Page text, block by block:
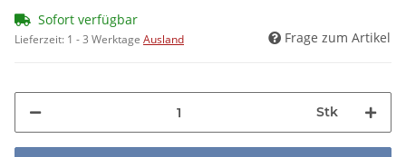
Sofort verfügbar
Lieferzeit: 1 - 3 Werktage Ausland Frage zum Artikel
Stk